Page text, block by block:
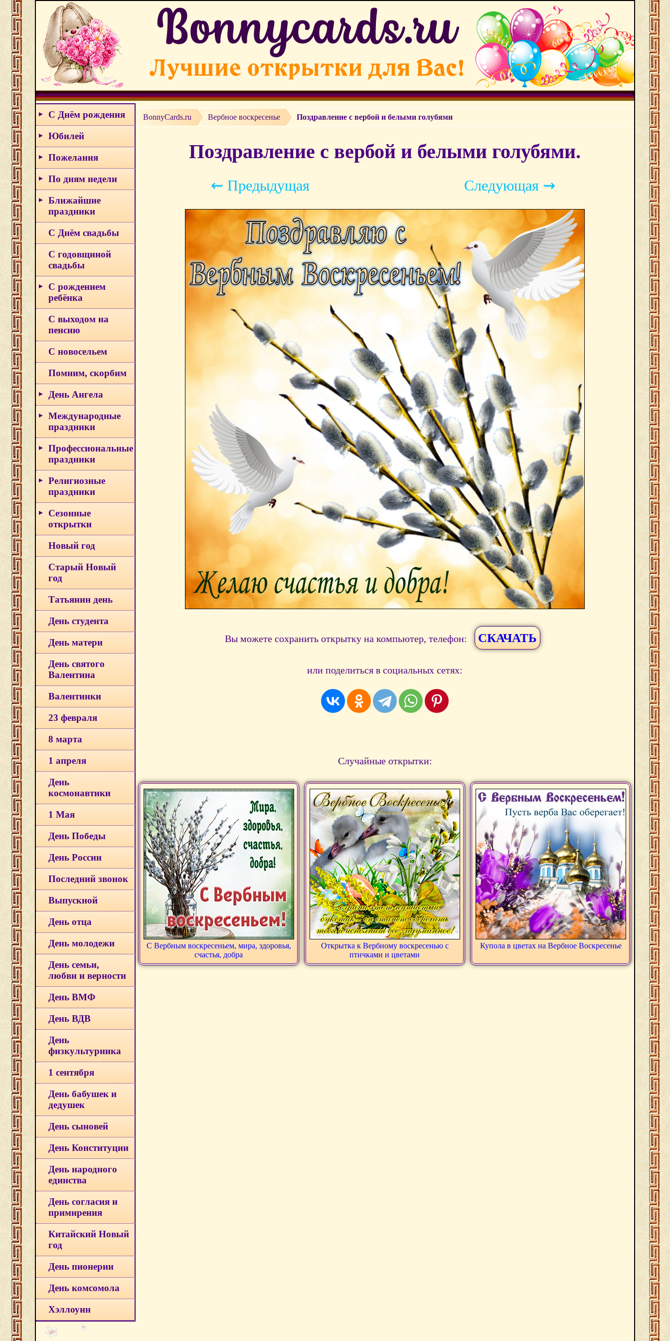
С Днём рождения
Юбилей
Пожелания
По дням недели
Ближайшие
праздники
С Днём свадьбы
С годовщиной
свадьбы
С рождением
ребёнка
С выходом на
пенсию
С новосельем
Помним, скорбим
День Ангела
Международные
праздники
Профессиональные
праздники
Религиозные
праздники
Сезонные
открытки
Новый год
Старый Новый
год
Татьянин день
День студента
День матери
День святого
Валентина
Валентинки
23 февраля
8 марта
1 апреля
День
космонавтики
1 Мая
День Победы
День России
Последний звонок
Выпускной
День отца
День молодежи
День семьи,
любви и верности
День ВМФ
День ВДВ
День
физкультурника
1 сентября
День бабушек и
дедушек
День сыновей
День Конституции
День народного
единства
День согласия и
примирения
Китайский Новый
год
День пионерии
День комсомола
Хэллоуин
BonnyCards.ru Вербное воскресенье Поздравление с вербой и белыми голубями
Поздравление с вербой и белыми голубями.
⇜ Предыдущая Следующая ⇝
Вы можете сохранить открытку на компьютер, телефон: СКАЧАТЬ
или поделиться в социальных сетях:
Случайные открытки:
С Вербным воскресеньем, мира, здоровья,
счастья, добра
Открытка к Вербному воскресенью с
птичками и цветами
Купола в цветах на Вербное Воскресенье